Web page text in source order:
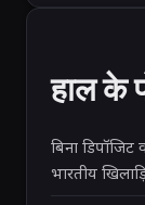
हाल के
बिना
भारतीय